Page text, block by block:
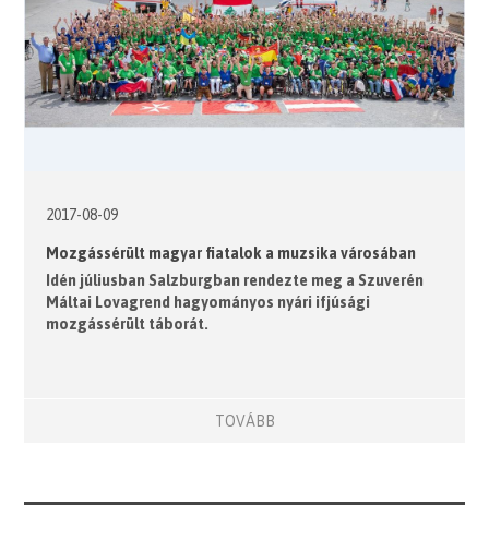
2017-08-09
Mozgássérült magyar fiatalok a muzsika városában
Idén júliusban Salzburgban rendezte meg a Szuverén
Máltai Lovagrend hagyományos nyári ifjúsági
mozgássérült táborát.
TOVÁBB